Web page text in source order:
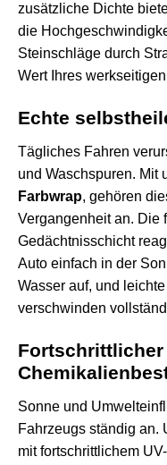
zusätzliche Dichte
die
Steinschläge durch
Wert Ihres
Echte
Tägliches Fahren
und Waschspuren. Mit
Farbwrap, gehören
Vergangenheit an. Die
Gedächtnisschicht
Auto einfach in der
Wasser auf, und
verschwinden
Fortschrittlicher
Sonne und
Fahrzeugs ständig an.
mit fortschrittlichem